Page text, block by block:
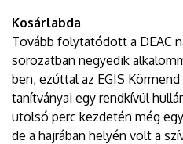
Kosárlabda
Tovább folytatódott a DEAC
sorozatban negyedik
ben, ezúttal az EGIS
tanítványai egy rendkívül
utolsó perc kezdetén még
de a hajrában helyén volt a